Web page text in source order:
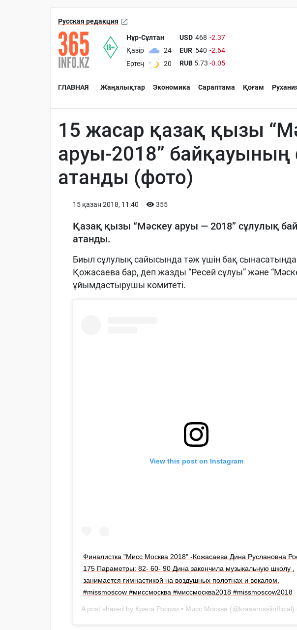
Русская редакция
Нұр-Сұлтан
Қазір
24
Ертең
20
USD 468 -2.37
EUR 540 -2.64
RUB 5.73 -0.05
ГЛАВНАЯ Жаңалықтар Экономика Сараптама Қоғам
15 жасар қазақ қызы
аруы-2018” байқауының
атанды (фото)
15 қазан 2018, 11:40 355
Қазақ қызы “Мәскеу аруы — 2018” сұлулық
атанды.
Биыл сұлулық сайысында тәж үшін бақ
Қожасаева бар, деп жазды “Ресей сұлуы” және
ұйымдастырушы комитеті.
View this post on Instagram
Финалистка "Мисс Москва 2018" -Кожасаева Дина Руслановна
175 Параметры: 82- 60- 90 Дина закончила музыкальную школу ,
занимается гимнастикой на воздушных полотнах и вокалом.
#missmoscow #миссмосква #миссмосква2018 #missmoscow2018
A post shared by Краса России • Мисс Москва (@krasarossiiofficial)